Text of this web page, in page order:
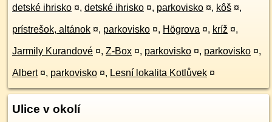
detské ihrisko ¤, detské ihrisko ¤, parkovisko ¤, kôš ¤,
prístrešok, altánok ¤, parkovisko ¤, Högrova ¤, kríž ¤,
Jarmily Kurandové ¤, Z-Box ¤, parkovisko ¤, parkovisko ¤,
Albert ¤, parkovisko ¤, Lesní lokalita Kotlůvek ¤
Ulice v okolí